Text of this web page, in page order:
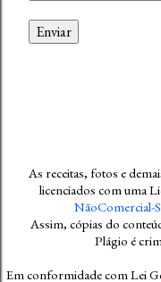
As receitas, fotos e
licenciados com uma
NãoComercial-
Assim, cópias do
Plágio é
Em conformidade com Lei